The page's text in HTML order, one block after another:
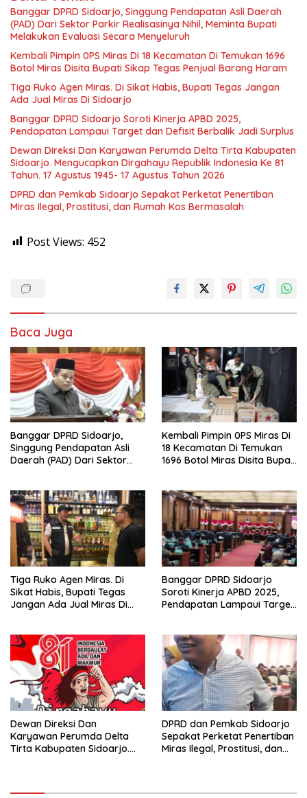
Banggar DPRD Sidoarjo, Singgung Pendapatan Asli Daerah
(PAD) Dari Sektor Parkir Realisasinya Nihil, Meminta Bupati
Melakukan Evaluasi Secara Menyeluruh
Kembali Pimpin 0PS Miras Di 18 Kecamatan Di Temukan 1696
Botol Miras Disita Bupati Sikap Tegas Penjual Barang Haram
Tiga Ruko Agen Miras. Di Sikat Habis, Bupati Tegas Jangan
Ada Jual Miras Di Sidoarjo
Banggar DPRD Sidoarjo Soroti Kinerja APBD 2025,
Pendapatan Lampaui Target dan Defisit Berbalik Jadi Surplus
Dewan Direksi Dan Karyawan Perumda Delta Tirta Kabupaten
Sidoarjo. Mengucapkan Dirgahayu Republik Indonesia Ke 81
Tahun. 17 Agustus 1945- 17 Agustus Tahun 2026
DPRD dan Pemkab Sidoarjo Sepakat Perketat Penertiban
Miras Ilegal, Prostitusi, dan Rumah Kos Bermasalah
Post Views: 452
Baca Juga
Banggar DPRD Sidoarjo,
Singgung Pendapatan Asli
Daerah (PAD) Dari Sektor
Evaluasi Secara Menyeluruh
Kembali Pimpin 0PS Miras Di
18 Kecamatan Di Temukan
1696 Botol Miras Disita Bupati
Tiga Ruko Agen Miras. Di
Sikat Habis, Bupati Tegas
Jangan Ada Jual Miras Di
Banggar DPRD Sidoarjo
Soroti Kinerja APBD 2025,
Pendapatan Lampaui Target
Dewan Direksi Dan
Karyawan Perumda Delta
Tirta Kabupaten Sidoarjo.
DPRD dan Pemkab Sidoarjo
Sepakat Perketat Penertiban
Miras Ilegal, Prostitusi, dan